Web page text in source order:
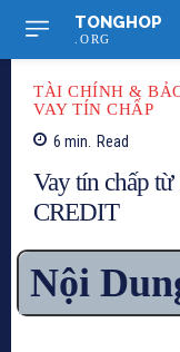
TONGHOP
.ORG
TÀI CHÍNH &
VAY TÍN CHẤP
6 min. Read
Vay tín chấp
CREDIT
Nội